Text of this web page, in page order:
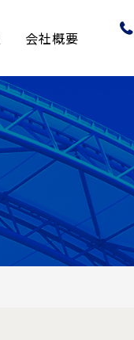
会社概要